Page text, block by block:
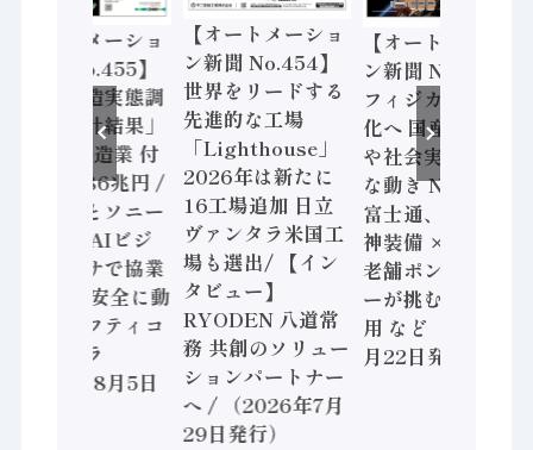
【オートメーショ
ン新聞 No.455】
「経済構造実態調
査二次集計結果」
2024年製造業 付
加価値額86兆円 /
三菱電機とソニー
セミコン AIビジ
ョンセンサで協業
/ IDEC、安全に動
かすセーフティコ
ントローラ
（2026年8月5日
【オートメーショ
ン新聞 No.454】
世界をリードする
先進的な工場
「Lighthouse」
2026年は新たに
16工場追加 日立
ヴァンタラ米国工
場も選出/ 【イン
タビュー】
RYODEN 八道常
務 共創のソリュー
ションパートナー
へ / （2026年7月
29日発行）
【オートメーショ
ン新聞 No.453】
フィジカルAI本格
化へ 国産AI開発
や社会実装に活発
な動き Noetra、
富士通、日立 / 兵
神装備 × HMS、
老舗ポンプメーカ
ーが挑むデータ活
用 など（2026年7
月22日発行）